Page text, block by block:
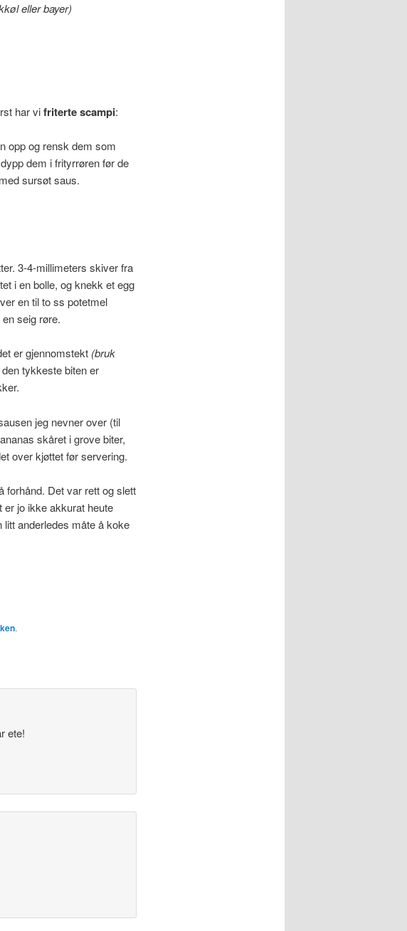
eller bayer)
har vifriterte scampi:
opp og rensk dem som
dem i frityrrøren før de
sursøt saus.
3-4-millimeters skiver fra
i en bolle, og knekk et egg
en til to ss potetmel
seig røre.
er gjennomstekt (bruk
tykkeste biten er
jeg nevner over (til
skåret i grove biter,
over kjøttet før servering.
forhånd. Det var rett og slett
jo ikke akkurat heute
anderledes måte å koke
.
ete!